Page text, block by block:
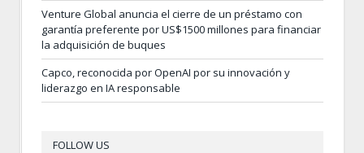
Venture Global anuncia el cierre de un préstamo con
garantía preferente por US$1500 millones para financiar
la adquisición de buques
Capco, reconocida por OpenAI por su innovación y
liderazgo en IA responsable
FOLLOW US